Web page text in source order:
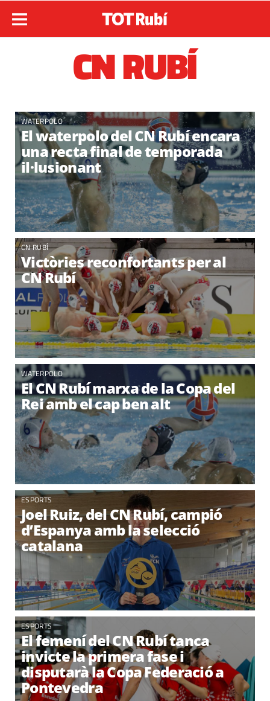
CN RUBÍ
WATERPOLO
El waterpolo del CN Rubí encara
una recta final de temporada
il·lusionant
CN RUBÍ
Victòries reconfortants per al
CN Rubí
WATERPOLO
El CN Rubí marxa de la Copa del
Rei amb el cap ben alt
ESPORTS
Joel Ruiz, del CN Rubí, campió
d’Espanya amb la selecció
catalana
ESPORTS
El femení del CN Rubí tanca
invicte la primera fase i
disputarà la Copa Federació a
Pontevedra